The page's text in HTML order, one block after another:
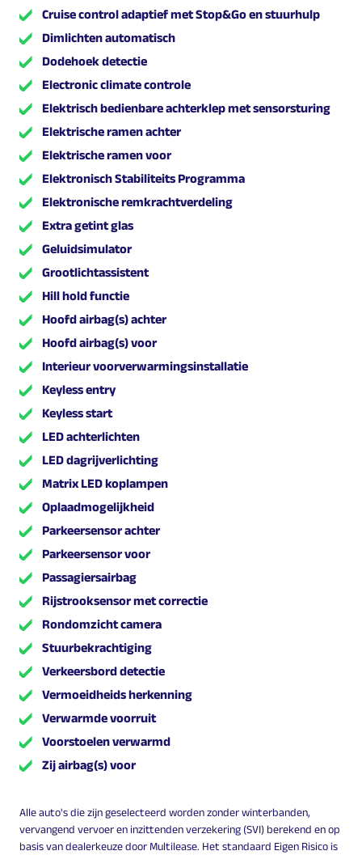
Cruise control adaptief met Stop&Go en stuurhulp
Dimlichten automatisch
Dodehoek detectie
Electronic climate controle
Elektrisch bedienbare achterklep met sensorsturing
Elektrische ramen achter
Elektrische ramen voor
Elektronisch Stabiliteits Programma
Elektronische remkrachtverdeling
Extra getint glas
Geluidsimulator
Grootlichtassistent
Hill hold functie
Hoofd airbag(s) achter
Hoofd airbag(s) voor
Interieur voorverwarmingsinstallatie
Keyless entry
Keyless start
LED achterlichten
LED dagrijverlichting
Matrix LED koplampen
Oplaadmogelijkheid
Parkeersensor achter
Parkeersensor voor
Passagiersairbag
Rijstrooksensor met correctie
Rondomzicht camera
Stuurbekrachtiging
Verkeersbord detectie
Vermoeidheids herkenning
Verwarmde voorruit
Voorstoelen verwarmd
Zij airbag(s) voor
Alle auto's die zijn geselecteerd worden zonder winterbanden,
vervangend vervoer en inzittenden verzekering (SVI) berekend en op
basis van dealerkeuze door Multilease. Het standaard Eigen Risico is